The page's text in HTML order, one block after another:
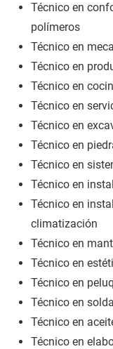
Técnico en
polímeros
Técnico en
Técnico en
Técnico en
Técnico en
Técnico en
Técnico en
Técnico en
Técnico en
Técnico en
climatización
Técnico en
Técnico en
Técnico en
Técnico en
Técnico en
Técnico en